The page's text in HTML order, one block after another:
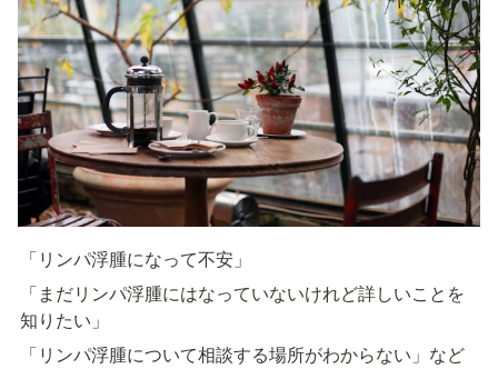
「リンパ浮腫になって不安」
「まだリンパ浮腫にはなっていないけれど詳しいことを
知りたい」
「リンパ浮腫について相談する場所がわからない」など